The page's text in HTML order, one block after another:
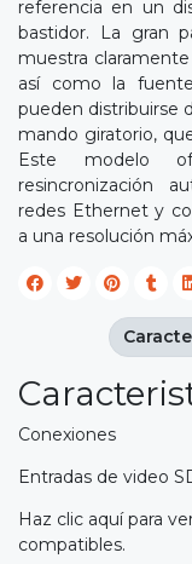
referencia en un
bastidor. La gran
muestra
así como la
pueden distribuirse
mando giratorio,
Este modelo
resincronización
redes Ethernet y
a una resolución
Conexiones
Entradas de video
Haz clic aquí para
compatibles.